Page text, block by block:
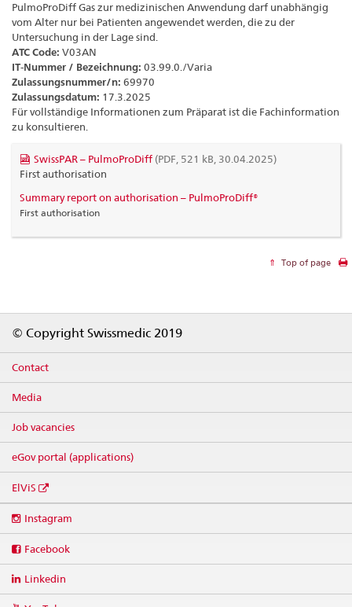
PulmoProDiff Gas zur medizinischen Anwendung darf unabhängig
vom Alter nur bei Patienten angewendet werden, die zu der
Untersuchung in der Lage sind.
ATC Code: V03AN
IT-Nummer / Bezeichnung: 03.99.0./Varia
Zulassungsnummer/n: 69970
Zulassungsdatum: 17.3.2025
Für vollständige Informationen zum Präparat ist die Fachinformation
zu konsultieren.
SwissPAR – PulmoProDiff (PDF, 521 kB, 30.04.2025)
First authorisation
Summary report on authorisation – PulmoProDiff®
First authorisation
Top of page
© Copyright Swissmedic 2019
Contact
Media
Job vacancies
eGov portal (applications)
ElViS
media
Instagram
Facebook
Linkedin